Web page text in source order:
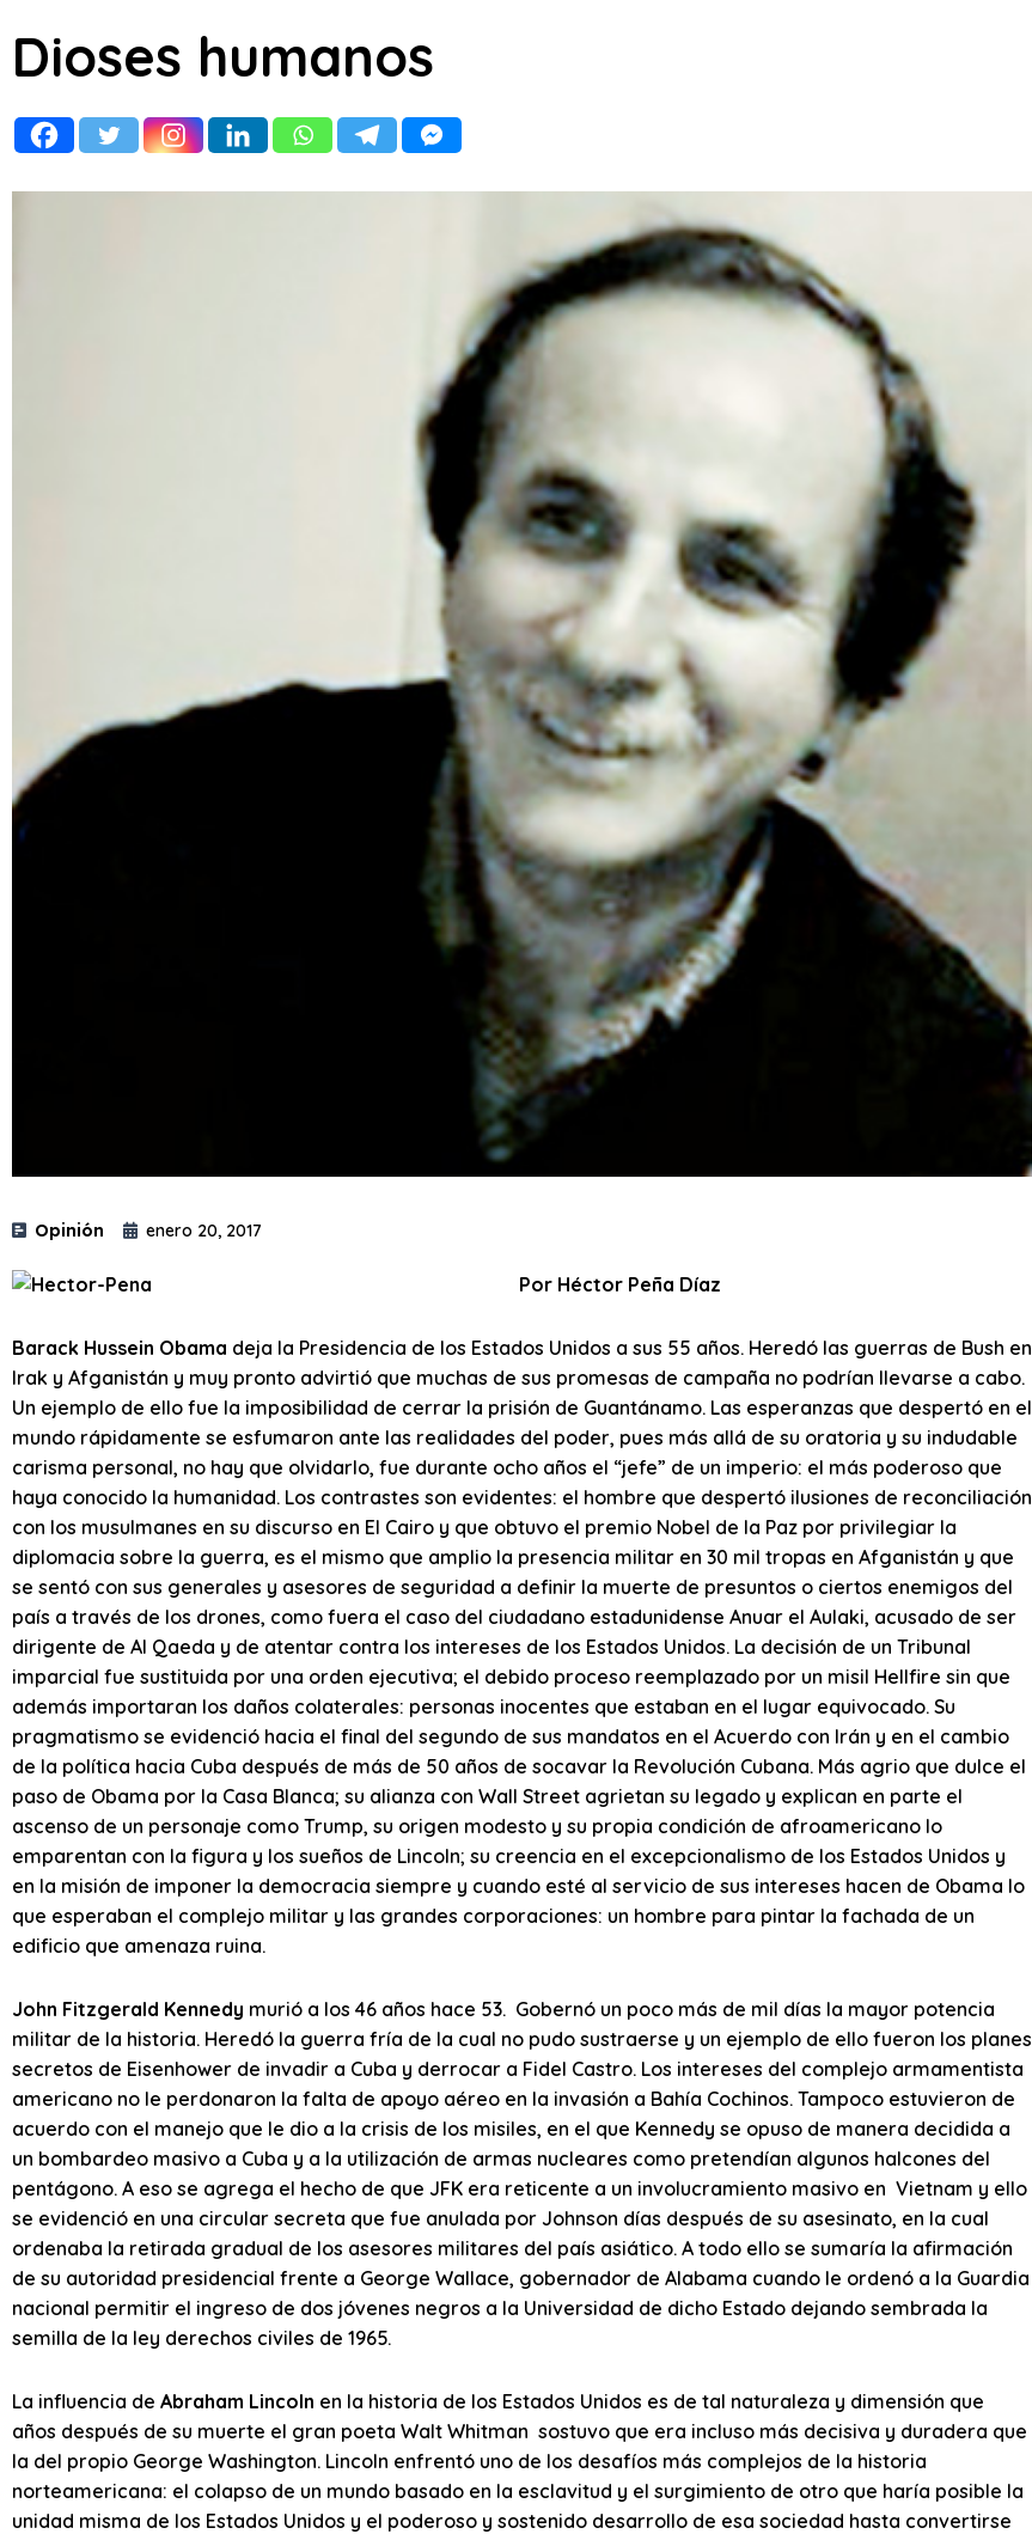
Dioses humanos
Opinión enero 20, 2017
Por Héctor Peña Díaz
Barack Hussein Obama deja la Presidencia de los Estados Unidos a sus 55 años. Heredó las guerras de Bush en
Irak y Afganistán y muy pronto advirtió que muchas de sus promesas de campaña no podrían llevarse a cabo.
Un ejemplo de ello fue la imposibilidad de cerrar la prisión de Guantánamo. Las esperanzas que despertó en el
mundo rápidamente se esfumaron ante las realidades del poder, pues más allá de su oratoria y su indudable
carisma personal, no hay que olvidarlo, fue durante ocho años el “jefe” de un imperio: el más poderoso que
haya conocido la humanidad. Los contrastes son evidentes: el hombre que despertó ilusiones de reconciliación
con los musulmanes en su discurso en El Cairo y que obtuvo el premio Nobel de la Paz por privilegiar la
diplomacia sobre la guerra, es el mismo que amplio la presencia militar en 30 mil tropas en Afganistán y que
se sentó con sus generales y asesores de seguridad a definir la muerte de presuntos o ciertos enemigos del
país a través de los drones, como fuera el caso del ciudadano estadunidense Anuar el Aulaki, acusado de ser
dirigente de Al Qaeda y de atentar contra los intereses de los Estados Unidos. La decisión de un Tribunal
imparcial fue sustituida por una orden ejecutiva; el debido proceso reemplazado por un misil Hellfire sin que
además importaran los daños colaterales: personas inocentes que estaban en el lugar equivocado. Su
pragmatismo se evidenció hacia el final del segundo de sus mandatos en el Acuerdo con Irán y en el cambio
de la política hacia Cuba después de más de 50 años de socavar la Revolución Cubana. Más agrio que dulce el
paso de Obama por la Casa Blanca; su alianza con Wall Street agrietan su legado y explican en parte el
ascenso de un personaje como Trump, su origen modesto y su propia condición de afroamericano lo
emparentan con la figura y los sueños de Lincoln; su creencia en el excepcionalismo de los Estados Unidos y
en la misión de imponer la democracia siempre y cuando esté al servicio de sus intereses hacen de Obama lo
que esperaban el complejo militar y las grandes corporaciones: un hombre para pintar la fachada de un
edificio que amenaza ruina.
John Fitzgerald Kennedy murió a los 46 años hace 53. Gobernó un poco más de mil días la mayor potencia
militar de la historia. Heredó la guerra fría de la cual no pudo sustraerse y un ejemplo de ello fueron los planes
secretos de Eisenhower de invadir a Cuba y derrocar a Fidel Castro. Los intereses del complejo armamentista
americano no le perdonaron la falta de apoyo aéreo en la invasión a Bahía Cochinos. Tampoco estuvieron de
acuerdo con el manejo que le dio a la crisis de los misiles, en el que Kennedy se opuso de manera decidida a
un bombardeo masivo a Cuba y a la utilización de armas nucleares como pretendían algunos halcones del
pentágono. A eso se agrega el hecho de que JFK era reticente a un involucramiento masivo en Vietnam y ello
se evidenció en una circular secreta que fue anulada por Johnson días después de su asesinato, en la cual
ordenaba la retirada gradual de los asesores militares del país asiático. A todo ello se sumaría la afirmación
de su autoridad presidencial frente a George Wallace, gobernador de Alabama cuando le ordenó a la Guardia
nacional permitir el ingreso de dos jóvenes negros a la Universidad de dicho Estado dejando sembrada la
semilla de la ley derechos civiles de 1965.
La influencia de Abraham Lincoln en la historia de los Estados Unidos es de tal naturaleza y dimensión que
años después de su muerte el gran poeta Walt Whitman sostuvo que era incluso más decisiva y duradera que
la del propio George Washington. Lincoln enfrentó uno de los desafíos más complejos de la historia
norteamericana: el colapso de un mundo basado en la esclavitud y el surgimiento de otro que haría posible la
unidad misma de los Estados Unidos y el poderoso y sostenido desarrollo de esa sociedad hasta convertirse